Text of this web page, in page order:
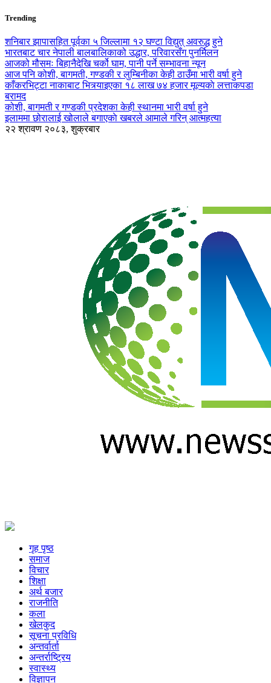
Trending
शनिबार झापासहित पूर्वका ५ जिल्लामा १२ घण्टा विद्युत् अवरुद्ध हुने
भारतबाट चार नेपाली बालबालिकाको उद्धार, परिवारसँग पुनर्मिलन
आजको मौसमः बिहानैदेखि चर्को घाम, पानी पर्ने सम्भावना न्यून
आज पनि कोशी, बागमती, गण्डकी र लुम्बिनीका केही ठाउँमा भारी वर्षा हुने
काँकरभिट्टा नाकाबाट भित्र्याइएका १८ लाख ७४ हजार मूल्यकाे लत्ताकपडा
बरामद
कोशी, बागमती र गण्डकी प्रदेशका केही स्थानमा भारी वर्षा हुने
इलाममा छोरालाई खोलाले बगाएकाे खबरले आमाले गरिन् आत्महत्या
२२ श्रावण २०८३, शुक्रबार
गृह पृष्ठ
समाज
विचार
शिक्षा
अर्थ बजार
राजनीति
कला
खेलकुद
सूचना प्रविधि
अन्तर्वार्ता
अन्तर्राष्ट्रिय
स्वास्थ्य
विज्ञापन